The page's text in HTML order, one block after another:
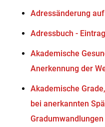
Adressänderung
Adressbuch -
Akademische
Anerkennung der
Akademische
bei anerkannten